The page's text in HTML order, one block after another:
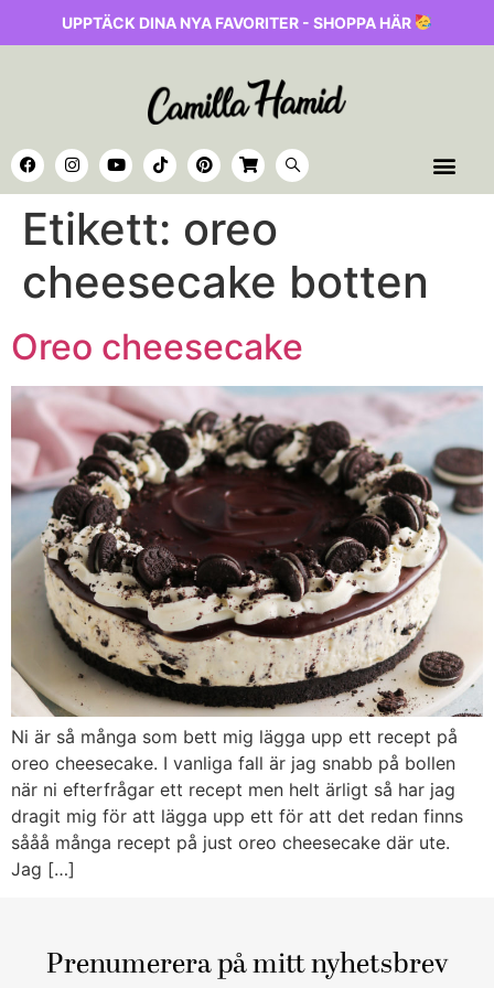
UPPTÄCK DINA NYA FAVORITER - SHOPPA HÄR
Etikett: oreo
cheesecake botten
Oreo cheesecake
Ni är så många som bett mig lägga upp ett recept på
oreo cheesecake. I vanliga fall är jag snabb på bollen
när ni efterfrågar ett recept men helt ärligt så har jag
dragit mig för att lägga upp ett för att det redan finns
sååå många recept på just oreo cheesecake där ute.
Jag […]
Prenumerera på mitt nyhetsbrev